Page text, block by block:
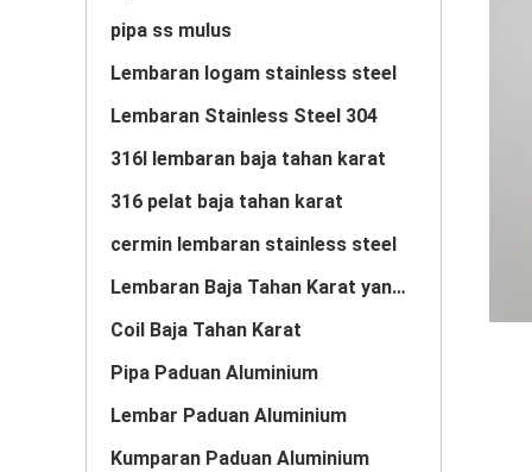
pipa ss mulus
Lembaran logam stainless steel
Lembaran Stainless Steel 304
316l lembaran baja tahan karat
316 pelat baja tahan karat
cermin lembaran stainless steel
Lembaran Baja Tahan Karat yang Disikat
Coil Baja Tahan Karat
Pipa Paduan Aluminium
Lembar Paduan Aluminium
Kumparan Paduan Aluminium